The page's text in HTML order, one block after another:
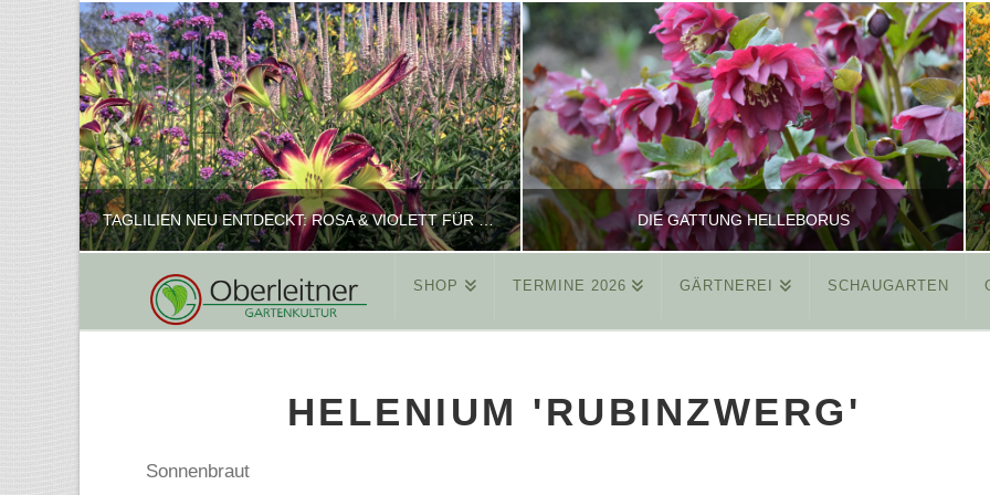
TAGLILIEN NEU ENTDECKT: ROSA & VIOLETT FÜR ROMANTISCHE PFLANZKOMBINATIONEN
REINHARD
FEBRUAR 16, 2025
DIE GATTUNG HELLEBORUS
REINHARD
MÄRZ 26, 2015
SHOP TERMINE 2026 GÄRTNEREI SCHAUGARTEN
HELENIUM 'RUBINZWERG'
Sonnenbraut